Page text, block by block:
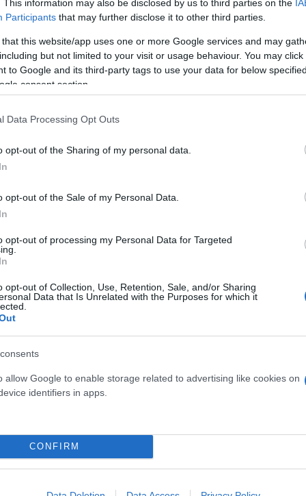
This information may also be disclosed by us to third parties on the
Participants that may further disclose it to other third parties.
that this website/app uses one or more Google services and may
but not limited to your visit or usage behaviour. You may
to Google and its third-party tags to use your data for below
consent section.
Data Processing Opt Outs
opt-out of the Sharing of my personal data.
opt-out of the Sale of my Personal Data.
opt-out of processing my Personal Data for Targeted
opt-out of Collection, Use, Retention, Sale, and/or Sharing
Data that Is Unrelated with the Purposes for which it
allow Google to enable storage related to advertising like cookies on
identifiers in apps.
CONFIRM
άρματα μάχης και στρατεύματα. Τουλάχιστον
μάχες.
δυνάμεις εισέβαλαν στη Λαϊκή Δημοκρατία
έχασαν τη ζωή τους ως αποτέλεσμα της